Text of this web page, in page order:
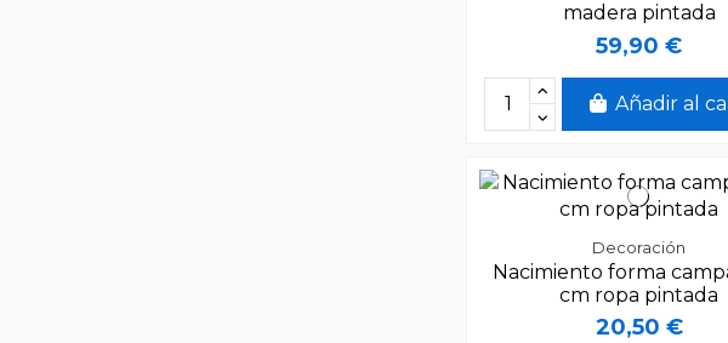
madera pintada
59,90 €
Añadir al
Decoración
Nacimiento forma
cm ropa pintada
20,50 €